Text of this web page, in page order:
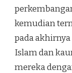
kemudian
pada
Islam dan
mereka